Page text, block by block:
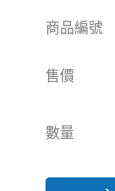
商品編號
售價
數量